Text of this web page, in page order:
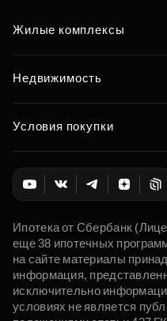
Жилые комплексы
Недвижимость
Условия покупки
Ипотека от Сбербанк
еще 38 ипотечных
на сайте материалы
информация,
исключительно
условиях не является